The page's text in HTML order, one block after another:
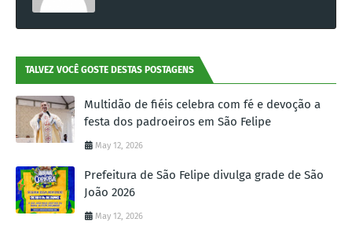
TALVEZ VOCÊ GOSTE DESTAS POSTAGENS
Multidão de fiéis celebra com fé e devoção a
festa dos padroeiros em São Felipe
May 12, 2026
Prefeitura de São Felipe divulga grade de São
João 2026
May 12, 2026